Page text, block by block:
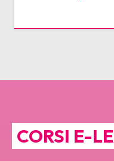
CORSI E-